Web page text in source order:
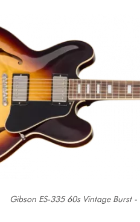
Gibson ES-335 60s Vintage Burst -